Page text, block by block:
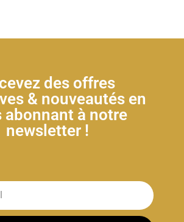
des offres
& nouveautés en
abonnant à notre
newsletter !